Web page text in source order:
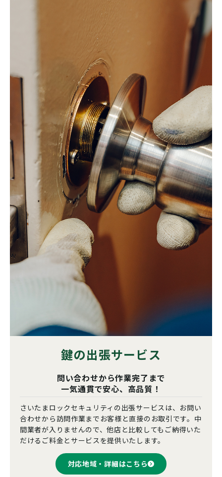
鍵の出張サービス
問い合わせから作業完了まで
一気通貫で安心、高品質！
さいたまロックセキュリティの出張サービスは、お問い
合わせから訪問作業までお客様と直接のお取引です。中
間業者が入りませんので、他店と比較してもご納得いた
だけるご料金とサービスを提供いたします。
対応地域・詳細はこちら